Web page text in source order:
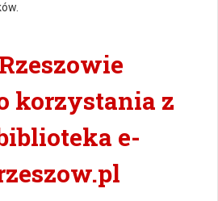
korzystania z
e-